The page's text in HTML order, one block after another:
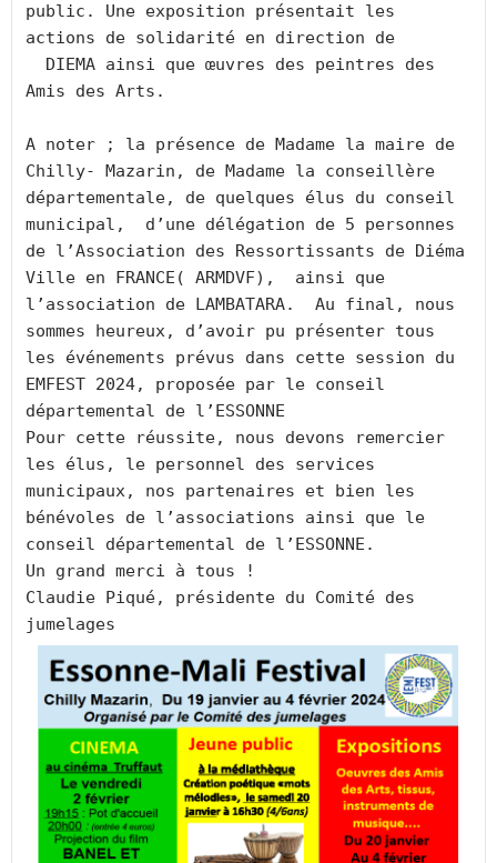
public. Une exposition présentait les
actions de solidarité en direction de
DIEMA ainsi que œuvres des peintres des
Amis des Arts.
A noter ; la présence de Madame la maire de
Chilly- Mazarin, de Madame la conseillère
départementale, de quelques élus du conseil
municipal,  d’une délégation de 5 personnes
de l’Association des Ressortissants de Diéma
Ville en FRANCE( ARMDVF),  ainsi que
l’association de LAMBATARA.  Au final, nous
sommes heureux, d’avoir pu présenter tous
les événements prévus dans cette session du
EMFEST 2024, proposée par le conseil
départemental de l’ESSONNE
Pour cette réussite, nous devons remercier
les élus, le personnel des services
municipaux, nos partenaires et bien les
bénévoles de l’associations ainsi que le
conseil départemental de l’ESSONNE.
Un grand merci à tous !
Claudie Piqué, présidente du Comité des
jumelages